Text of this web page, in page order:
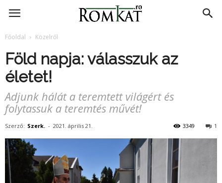
RomKat.ro
Főoldal Közelről
Föld napja: válasszuk az
életet!
Adjunk hálát a teremtett világért és
folytassuk a teremtés művét!
Szerző: Szerk. - 2021. április 21. 1
3349